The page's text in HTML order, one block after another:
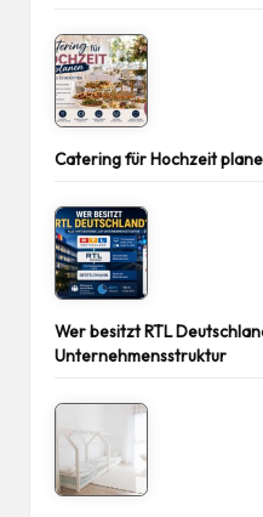
Catering für Hochzeit
Wer besitzt RTL
Unternehmensstruktur